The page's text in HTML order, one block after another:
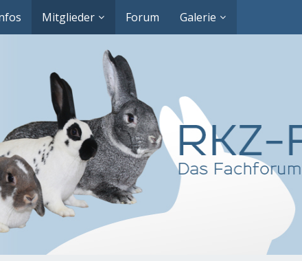
Mitglieder Forum Galerie